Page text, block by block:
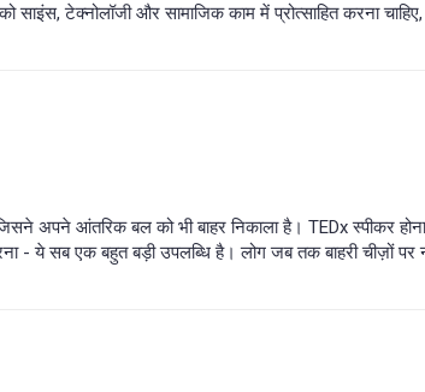
टेक्नोलॉजी और सामाजिक काम में प्रोत्साहित करना
अपने आंतरिक बल को भी बाहर निकाला है। TEDx स्पीकर
- ये सब एक बहुत बड़ी उपलब्धि है। लोग जब तक बाहरी चीज़ों